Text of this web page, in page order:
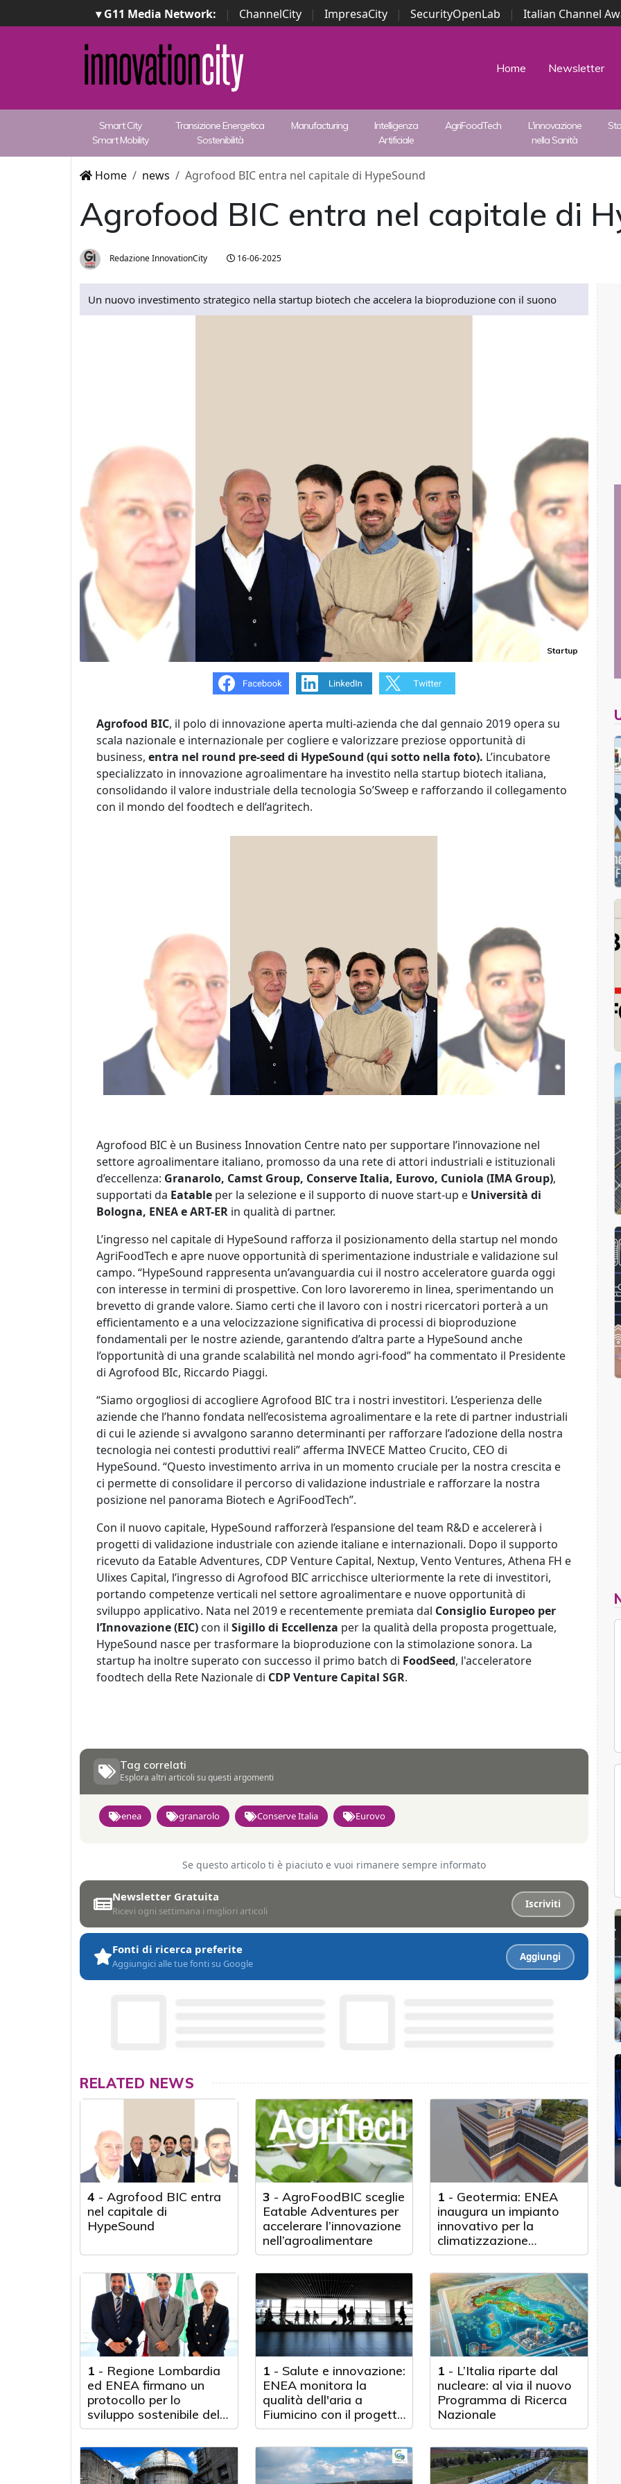
▾ G11 Media Network: | ChannelCity | ImpresaCity | SecurityOpenLab | Italian Channel
Security Awards | ...
Home Newsletter
Smart City
Smart Mobility
Transizione Energetica
Sostenibilità
Manufacturing
Intelligenza
Artificiale
AgriFoodTech
L'innovazione
nella Sanità
Home news Agrofood BIC entra nel capitale di HypeSound
Agrofood BIC entra nel capitale di
Redazione InnovationCity 16-06-2025
Un nuovo investimento strategico nella startup biotech che accelera la bioproduzione con il suono
Startup
Agrofood BIC, il polo di innovazione aperta multi-azienda che dal gennaio 2019 opera su
scala nazionale e internazionale per cogliere e valorizzare preziose opportunità di
business, entra nel round pre-seed di HypeSound (qui sotto nella foto). L’incubatore
specializzato in innovazione agroalimentare ha investito nella startup biotech italiana,
consolidando il valore industriale della tecnologia So’Sweep e rafforzando il collegamento
con il mondo del foodtech e dell’agritech.
Agrofood BIC è un Business Innovation Centre nato per supportare l’innovazione nel
settore agroalimentare italiano, promosso da una rete di attori industriali e istituzionali
d’eccellenza: Granarolo, Camst Group, Conserve Italia, Eurovo, Cuniola (IMA Group),
supportati da Eatable per la selezione e il supporto di nuove start-up e Università di
Bologna, ENEA e ART-ER in qualità di partner.
L’ingresso nel capitale di HypeSound rafforza il posizionamento della startup nel mondo
AgriFoodTech e apre nuove opportunità di sperimentazione industriale e validazione sul
campo. “HypeSound rappresenta un’avanguardia cui il nostro acceleratore guarda oggi
con interesse in termini di prospettive. Con loro lavoreremo in linea, sperimentando un
brevetto di grande valore. Siamo certi che il lavoro con i nostri ricercatori porterà a un
efficientamento e a una velocizzazione significativa di processi di bioproduzione
fondamentali per le nostre aziende, garantendo d’altra parte a HypeSound anche
l’opportunità di una grande scalabilità nel mondo agri-food” ha commentato il Presidente
di Agrofood BIc, Riccardo Piaggi.
“Siamo orgogliosi di accogliere Agrofood BIC tra i nostri investitori. L’esperienza delle
aziende che l’hanno fondata nell’ecosistema agroalimentare e la rete di partner industriali
di cui le aziende si avvalgono saranno determinanti per rafforzare l’adozione della nostra
tecnologia nei contesti produttivi reali” afferma INVECE Matteo Crucito, CEO di
HypeSound. “Questo investimento arriva in un momento cruciale per la nostra crescita e
ci permette di consolidare il percorso di validazione industriale e rafforzare la nostra
posizione nel panorama Biotech e AgriFoodTech”.
Con il nuovo capitale, HypeSound rafforzerà l’espansione del team R&D e accelererà i
progetti di validazione industriale con aziende italiane e internazionali. Dopo il supporto
ricevuto da Eatable Adventures, CDP Venture Capital, Nextup, Vento Ventures, Athena FH e
Ulixes Capital, l’ingresso di Agrofood BIC arricchisce ulteriormente la rete di investitori,
portando competenze verticali nel settore agroalimentare e nuove opportunità di
sviluppo applicativo. Nata nel 2019 e recentemente premiata dal Consiglio Europeo per
l’Innovazione (EIC) con il Sigillo di Eccellenza per la qualità della proposta progettuale,
HypeSound nasce per trasformare la bioproduzione con la stimolazione sonora. La
startup ha inoltre superato con successo il primo batch di FoodSeed, l'acceleratore
foodtech della Rete Nazionale di CDP Venture Capital SGR.
Tag correlati
Esplora altri articoli su questi argomenti
enea granarolo Conserve Italia Eurovo
Se questo articolo ti è piaciuto e vuoi rimanere sempre informato
Newsletter Gratuita
Ricevi ogni settimana i migliori articoli
Iscriviti
Fonti di ricerca preferite
Aggiungici alle tue fonti su Google
Aggiungi
RELATED NEWS
4 - Agrofood BIC entra
nel capitale di
HypeSound
3 - AgroFoodBIC sceglie
Eatable Adventures per
accelerare l’innovazione
nell’agroalimentare
1 - Geotermia: ENEA
inaugura un impianto
innovativo per la
climatizzazione
sostenibile
1 - Regione Lombardia
ed ENEA firmano un
protocollo per lo
sviluppo sostenibile della
regione
1 - Salute e innovazione:
ENEA monitora la
qualità dell'aria a
Fiumicino con il progetto
OASIS
1 - L’Italia riparte dal
nucleare: al via il nuovo
Programma di Ricerca
Nazionale